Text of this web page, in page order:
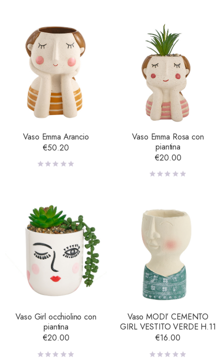
Vaso Emma Arancio
€50.20
Vaso Emma Rosa con
piantina
€20.00
Vaso Girl occhiolino con
piantina
€20.00
Vaso MODI’ CEMENTO
GIRL VESTITO VERDE H.11
€16.00